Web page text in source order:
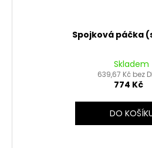
Spojková páčka
Skladem
639,67 Kč bez
774 Kč
DO